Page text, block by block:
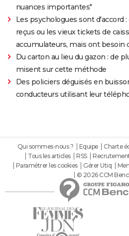
nuances importantes"
Les psychologues sont d'accord
reçus ou les vieux tickets de
accumulateurs, mais ont besoin
Du carton au lieu du gazon : de
misent sur cette méthode
Des policiers déguisés en
conducteurs utilisant leur
Qui sommes-nous ? Equipe Charte
Tous les articles
RSS
Paramétrer les cookies
Gérer Utiq
© 2026 CCM